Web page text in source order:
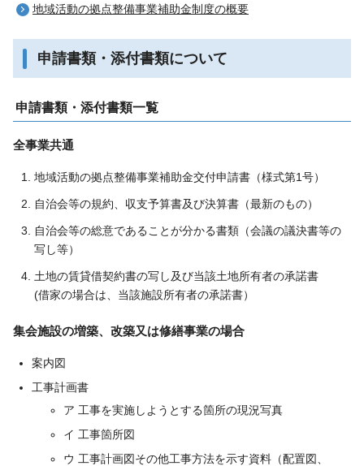
地域活動の拠点整備事業補助金制度の概要
申請書類・添付書類について
申請書類・添付書類一覧
全事業共通
地域活動の拠点整備事業補助金交付申請書（様式第1号）
自治会等の規約、収支予算書及び決算書（最新のもの）
自治会等の総意であることが分かる書類（会議の議決書等の
写し等）
土地の賃貸借契約書の写し及び当該土地所有者の承諾書
(借家の場合は、当該施設所有者の承諾書）
集会施設の増築、改築又は修繕事業の場合
案内図
工事計画書
ア 工事を実施しようとする箇所の現況写真
イ 工事箇所図
ウ 工事計画図その他工事方法を示す資料（配置図、